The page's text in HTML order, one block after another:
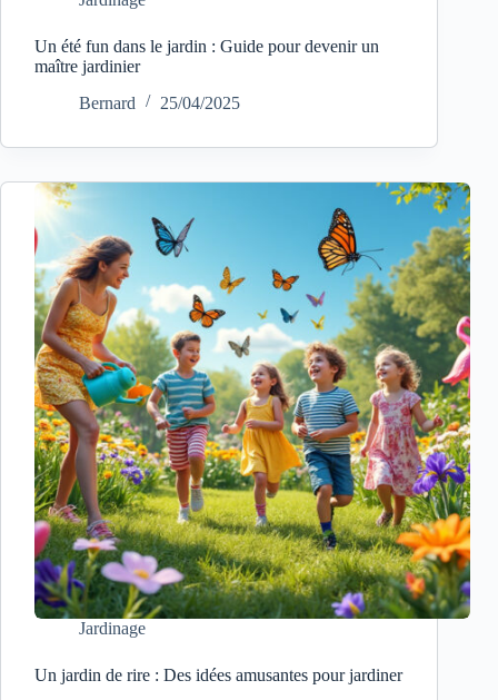
Un été fun dans le jardin : Guide pour devenir un
maître jardinier
Bernard
25/04/2025
Jardinage
Un jardin de rire : Des idées amusantes pour jardiner